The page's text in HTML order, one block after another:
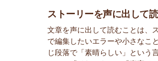
ストーリーを声に出して
文章を声に出して読むことは、
で編集したいエラーや小さなこ
じ段落で「素晴らしい」という